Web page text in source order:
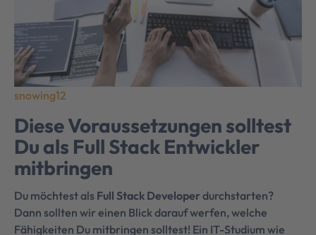
snowing12
Diese Voraussetzungen solltest
Du als Full Stack Entwickler
mitbringen
Du möchtest als Full Stack Developerdurchstarten?
Dann sollten wir einen Blick darauf werfen, welche
Fähigkeiten Du mitbringen solltest! Ein IT-Studium wie